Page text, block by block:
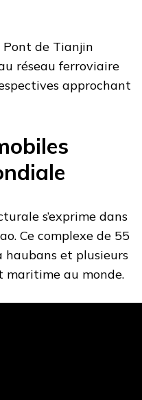
Pont de Tianjin
réseau ferroviaire
approchant
s’exprime dans
Ce complexe de 55
haubans et plusieurs
maritime au monde.